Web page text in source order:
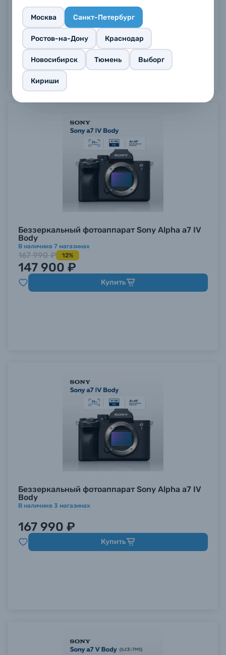
Москва Санкт-Петербург
Ростов-на-Дону Краснодар
Новосибирск Тюмень Выборг
Кириши
114 900 ₽
Купить
Беззеркальный фотоаппарат Sony Alpha a7 IV
Body
В наличиив 7 магазинах
167 990 ₽ 12%
147 900 ₽
Купить
Беззеркальный фотоаппарат Sony Alpha a7 IV
Body
В наличиив 3 магазинах
167 990 ₽
Купить